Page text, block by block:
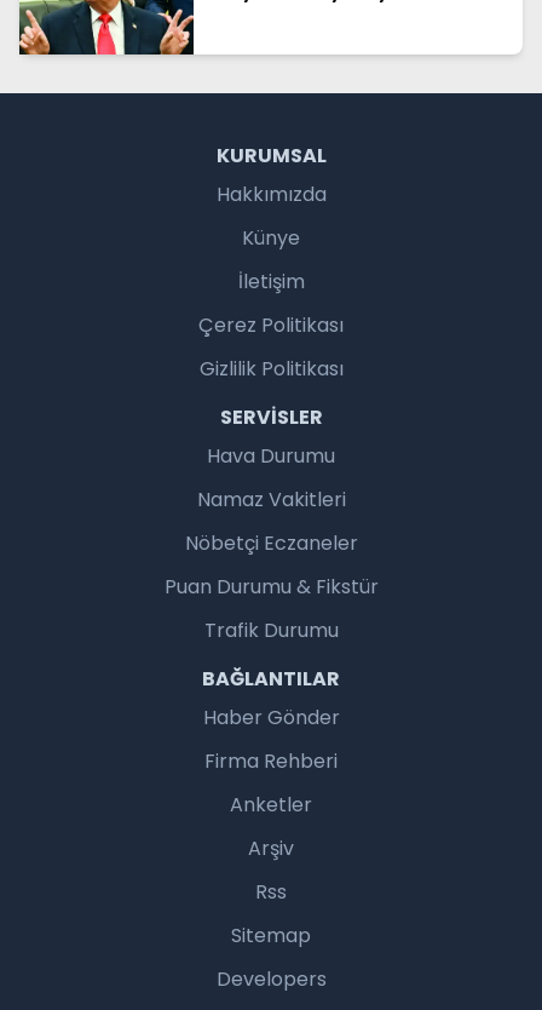
KURUMSAL
Hakkımızda
Künye
İletişim
Çerez Politikası
Gizlilik Politikası
SERVISLER
Hava Durumu
Namaz Vakitleri
Nöbetçi Eczaneler
Puan Durumu & Fikstür
Trafik Durumu
BAĞLANTILAR
Haber Gönder
Firma Rehberi
Anketler
Arşiv
Rss
Sitemap
Developers